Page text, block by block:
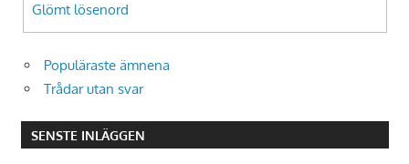
Glömt lösenord
Populäraste ämnena
Trådar utan svar
SENSTE INLÄGGEN